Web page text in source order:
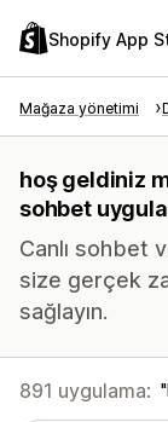
Shopify App
Mağaza yönetimi
hoş geldiniz
sohbet
Canlı sohbet
size gerçek
sağlayın.
891 uygulama: